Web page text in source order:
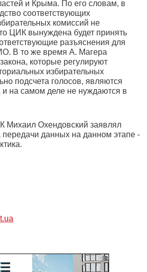
и Крыма. По его словам, в
соответствующих
комиссий не
ЦИК вынуждена будет принять
разъяснения для
В то же время А. Магера
которые регулируют
избирательных
подсчета голосов, являются
и на самом деле не нуждаются в
Михаил Охендовский заявлял
передачи данных на данном этапе -